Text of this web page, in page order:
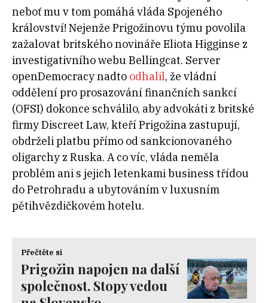
neboť mu v tom pomáhá vláda Spojeného
království! Nejenže Prigožinovu týmu povolila
zažalovat britského novináře Eliota Higginse z
investigativního webu Bellingcat. Server
openDemocracy nadto odhalil, že vládní
oddělení pro prosazování finančních sankcí
(OFSI) dokonce schválilo, aby advokáti z britské
firmy Discreet Law, kteří Prigožina zastupují,
obdrželi platbu přímo od sankcionovaného
oligarchy z Ruska. A co víc, vláda neměla
problém ani s jejich letenkami business třídou
do Petrohradu a ubytováním v luxusním
pětihvězdičkovém hotelu.
Přečtěte si
Prigožin napojen na další
společnost. Stopy vedou